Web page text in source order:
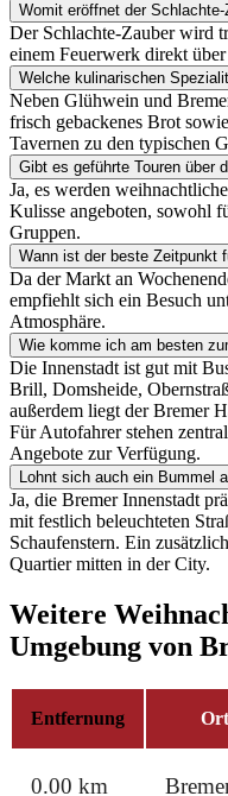
Womit eröffnet der
Der Schlachte-Zauber wird
einem Feuerwerk direkt
Welche kulinarischen
Neben Glühwein und
frisch gebackenes Brot
Tavernen zu den typischen
Gibt es geführte Touren über
Ja, es werden
Kulisse angeboten, sowohl
Gruppen.
Wann ist der beste Zeitpunkt
Da der Markt an
empfiehlt sich ein Besuch
Atmosphäre.
Wie komme ich am besten
Die Innenstadt ist gut mit
Brill, Domsheide,
außerdem liegt der Bremer
Für Autofahrer stehen
Angebote zur Verfügung.
Lohnt sich auch ein Bummel
Ja, die Bremer Innenstadt
mit festlich beleuchteten
Schaufenstern. Ein
Quartier mitten in der City.
Weitere
Umgebung von
Entfernung Ort
0.00 km